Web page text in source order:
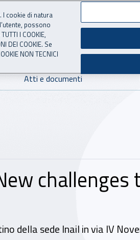
Atti e documenti
challenges
della sede Inail in via IV
cookie di natura
possono
I COOKIE,
DEI COOKIE. Se
NON TECNICI